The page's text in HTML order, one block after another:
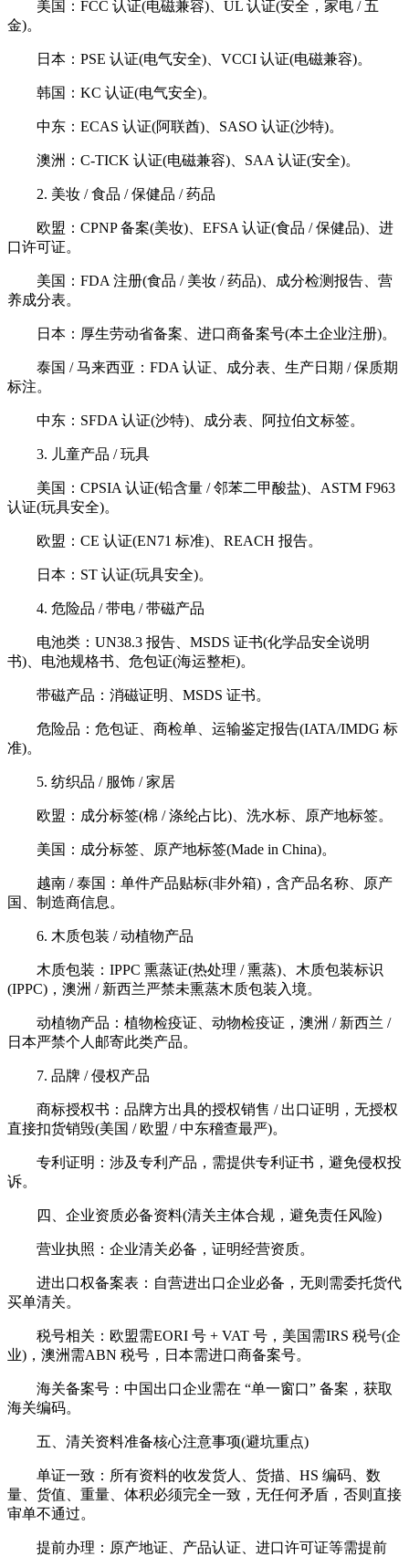
美国：FCC 认证(电磁兼容)、UL 认证(安全，家电 / 五
金)。
日本：PSE 认证(电气安全)、VCCI 认证(电磁兼容)。
韩国：KC 认证(电气安全)。
中东：ECAS 认证(阿联酋)、SASO 认证(沙特)。
澳洲：C-TICK 认证(电磁兼容)、SAA 认证(安全)。
2. 美妆 / 食品 / 保健品 / 药品
欧盟：CPNP 备案(美妆)、EFSA 认证(食品 / 保健品)、进
口许可证。
美国：FDA 注册(食品 / 美妆 / 药品)、成分检测报告、营
养成分表。
日本：厚生劳动省备案、进口商备案号(本土企业注册)。
泰国 / 马来西亚：FDA 认证、成分表、生产日期 / 保质期
标注。
中东：SFDA 认证(沙特)、成分表、阿拉伯文标签。
3. 儿童产品 / 玩具
美国：CPSIA 认证(铅含量 / 邻苯二甲酸盐)、ASTM F963
认证(玩具安全)。
欧盟：CE 认证(EN71 标准)、REACH 报告。
日本：ST 认证(玩具安全)。
4. 危险品 / 带电 / 带磁产品
电池类：UN38.3 报告、MSDS 证书(化学品安全说明
书)、电池规格书、危包证(海运整柜)。
带磁产品：消磁证明、MSDS 证书。
危险品：危包证、商检单、运输鉴定报告(IATA/IMDG 标
准)。
5. 纺织品 / 服饰 / 家居
欧盟：成分标签(棉 / 涤纶占比)、洗水标、原产地标签。
美国：成分标签、原产地标签(Made in China)。
越南 / 泰国：单件产品贴标(非外箱)，含产品名称、原产
国、制造商信息。
6. 木质包装 / 动植物产品
木质包装：IPPC 熏蒸证(热处理 / 熏蒸)、木质包装标识
(IPPC)，澳洲 / 新西兰严禁未熏蒸木质包装入境。
动植物产品：植物检疫证、动物检疫证，澳洲 / 新西兰 /
日本严禁个人邮寄此类产品。
7. 品牌 / 侵权产品
商标授权书：品牌方出具的授权销售 / 出口证明，无授权
直接扣货销毁(美国 / 欧盟 / 中东稽查最严)。
专利证明：涉及专利产品，需提供专利证书，避免侵权投
诉。
四、企业资质必备资料(清关主体合规，避免责任风险)
营业执照：企业清关必备，证明经营资质。
进出口权备案表：自营进出口企业必备，无则需委托货代
买单清关。
税号相关：欧盟需EORI 号 + VAT 号，美国需IRS 税号(企
业)，澳洲需ABN 税号，日本需进口商备案号。
海关备案号：中国出口企业需在 “单一窗口” 备案，获取
海关编码。
五、清关资料准备核心注意事项(避坑重点)
单证一致：所有资料的收发货人、货描、HS 编码、数
量、货值、重量、体积必须完全一致，无任何矛盾，否则直接
审单不通过。
提前办理：原产地证、产品认证、进口许可证等需提前